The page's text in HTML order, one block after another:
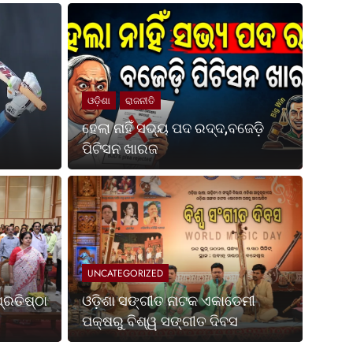
ପ୍ରତିଷ୍ଠା
ହେଉଛି ଭାରତର ସର୍ବଶ୍ରେଷ୍ଠ ଶକ୍ତି ଏବଂ ସ୍ଥିରତା ଓ
ଓଡ଼ିଶା ରାଜନୀତି
ହେଲା ନାହିଁ ସଭ୍ୟ ପଦ ରଦ୍ଦ,ବଜେଡ଼ି
ପିଟିସନ ଖାରଜ
UNCATEGORIZED
ଓଡ଼ିଶା ସଙ୍ଗୀତ ନାଟକ ଏକାଡେମୀ
ପକ୍ଷରୁ ବିଶ୍ୱ ସଙ୍ଗୀତ ଦିବସ